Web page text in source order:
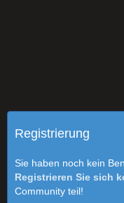
Registrierung
Sie haben noch kein
Registrieren Sie sich
Community teil!